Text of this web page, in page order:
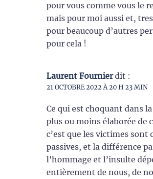
pour vous comme vous le
mais pour moi aussi et,
pour beaucoup d’autres
pour cela !
Laurent Fournier dit :
21 OCTOBRE 2022 À 20 H 23 MIN
Ce qui est choquant dans
plus ou moins élaborée de
c’est que les victimes sont
passives, et la différence
l’hommage et l’insulte
entièrement de nous, de